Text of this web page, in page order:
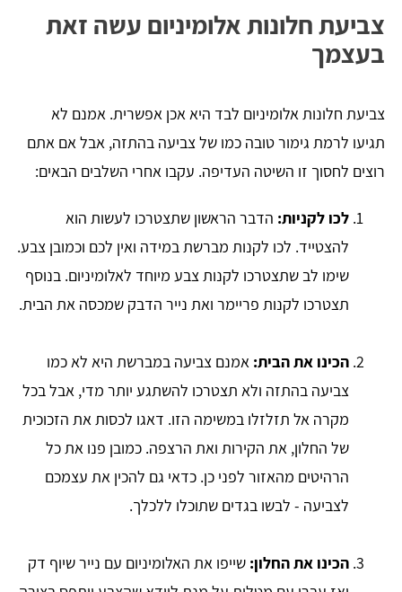
צביעת חלונות אלומיניום עשה זאת
בעצמך
צביעת חלונות אלומיניום לבד היא אכן אפשרית. אמנם לא
תגיעו לרמת גימור טובה כמו של צביעה בהתזה, אבל אם אתם
רוצים לחסוך זו השיטה העדיפה. עקבו אחרי השלבים הבאים:
לכו לקניות: הדבר הראשון שתצטרכו לעשות הוא
להצטייד. לכו לקנות מברשת במידה ואין לכם וכמובן צבע.
שימו לב שתצטרכו לקנות צבע מיוחד לאלומיניום. בנוסף
תצטרכו לקנות פריימר ואת נייר הדבק שמכסה את הבית.
הכינו את הבית: אמנם צביעה במברשת היא לא כמו
צביעה בהתזה ולא תצטרכו להשתגע יותר מדי, אבל בכל
מקרה אל תזלזלו במשימה הזו. דאגו לכסות את הזכוכית
של החלון, את הקירות ואת הרצפה. כמובן פנו את כל
הרהיטים מהאזור לפני כן. כדאי גם להכין את עצמכם
לצביעה - לבשו בגדים שתוכלו ללכלך.
הכינו את החלון: שייפו את האלומיניום עם נייר שיוף דק